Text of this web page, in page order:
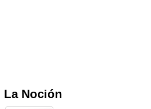
La Noción